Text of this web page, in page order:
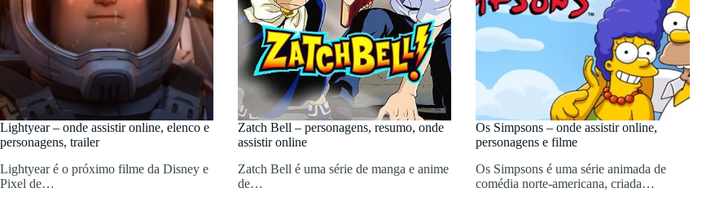
Lightyear – onde assistir online, elenco e
personagens, trailer
Lightyear é o próximo filme da Disney e
Pixel de…
Zatch Bell – personagens, resumo, onde
assistir online
Zatch Bell é uma série de manga e anime
de…
Os Simpsons – onde assistir online,
personagens e filme
Os Simpsons é uma série animada de
comédia norte-americana, criada…